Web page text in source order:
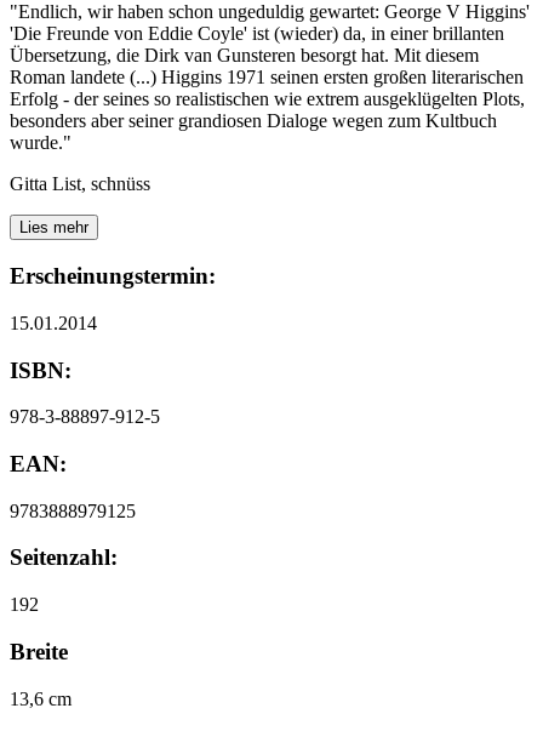
"Endlich, wir haben schon ungeduldig gewartet: George V Higgins'
'Die Freunde von Eddie Coyle' ist (wieder) da, in einer brillanten
Übersetzung, die Dirk van Gunsteren besorgt hat. Mit diesem
Roman landete (...) Higgins 1971 seinen ersten großen literarischen
Erfolg - der seines so realistischen wie extrem ausgeklügelten Plots,
besonders aber seiner grandiosen Dialoge wegen zum Kultbuch
wurde."
Gitta List, schnüss
Lies mehr
Erscheinungstermin:
15.01.2014
ISBN:
978-3-88897-912-5
EAN:
9783888979125
Seitenzahl:
192
Breite
13,6 cm